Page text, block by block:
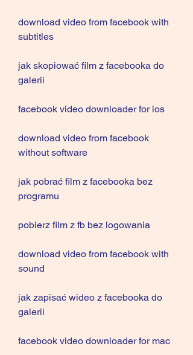
download video from facebook with
subtitles
jak skopiować film z facebooka do
galerii
facebook video downloader for ios
download video from facebook
without software
jak pobrać film z facebooka bez
programu
pobierz film z fb bez logowania
download video from facebook with
sound
jak zapisać wideo z facebooka do
galerii
facebook video downloader for mac